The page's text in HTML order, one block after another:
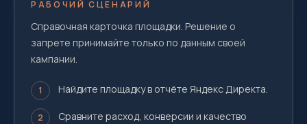
РАБОЧИЙ СЦЕНАРИЙ
Справочная карточка площадки. Решение о
запрете принимайте только по данным своей
кампании.
1 Найдите площадку в отчёте Яндекс Директа.
2
Сравните расход, конверсии и качество